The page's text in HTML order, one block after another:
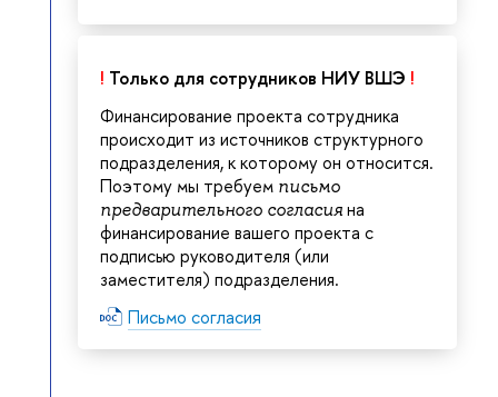
! Только для сотрудников НИУ ВШЭ !
Финансирование проекта сотрудника
происходит из источников структурного
подразделения, к которому он относится.
Поэтому мы требуем письмо
предварительного согласияна
финансирование вашего проекта с
подписью руководителя (или
заместителя) подразделения.
Письмо согласия